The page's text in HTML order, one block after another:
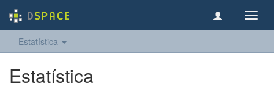
Estatística
Estatística